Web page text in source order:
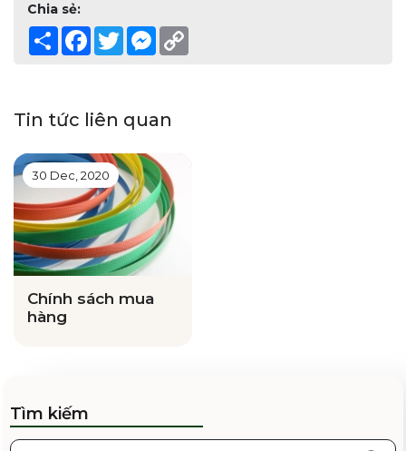
Chia sẻ:
Share Facebook
TwitterMessenger
Tin tức liên quan
30 Dec, 2020
Chính sách mua
hàng
Tìm kiếm